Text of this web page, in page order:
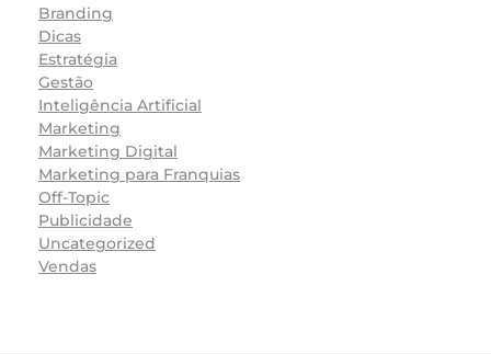
Branding
Dicas
Estratégia
Gestão
Inteligência Artificial
Marketing
Marketing Digital
Marketing para Franquias
Off-Topic
Publicidade
Uncategorized
Vendas